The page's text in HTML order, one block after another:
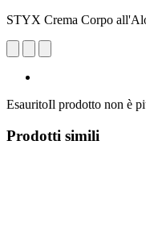
STYX Crema Corpo
EsauritoIl prodotto non è
Prodotti simili